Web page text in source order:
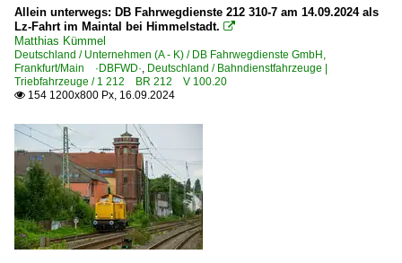
Allein unterwegs: DB Fahrwegdienste 212 310-7 am 14.09.2024 als
Lz-Fahrt im Maintal bei Himmelstadt. 
Matthias Kümmel
Deutschland / Unternehmen (A - K) / DB Fahrwegdienste GmbH,
Frankfurt/Main ·DBFWD·, Deutschland / Bahndienstfahrzeuge |
Triebfahrzeuge / 1 212 BR 212 V 100.20
 154 1200x800 Px, 16.09.2024